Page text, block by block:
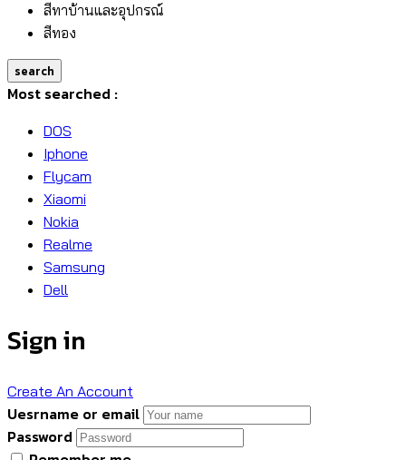
สีทาบ้านและอุปกรณ์
สีทอง
search
Most searched :
DOS
Iphone
Flycam
Xiaomi
Nokia
Realme
Samsung
Dell
Sign in
Create An Account
Uesrname or email
Password